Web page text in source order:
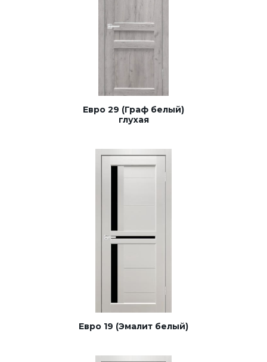
Евро 29 (Граф белый)
глухая
Евро 19 (Эмалит белый)